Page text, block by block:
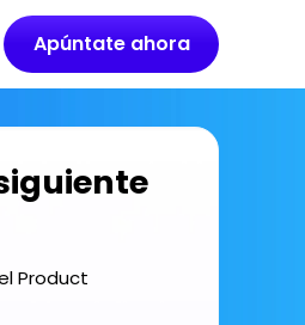
Apúntate ahora